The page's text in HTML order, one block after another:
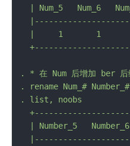
Num_5 Num_6
|     1       1
. * 在 Num 后增加 ber
.
rename Num_# Number_#
.
list,
noobs
Number_5 Number_6